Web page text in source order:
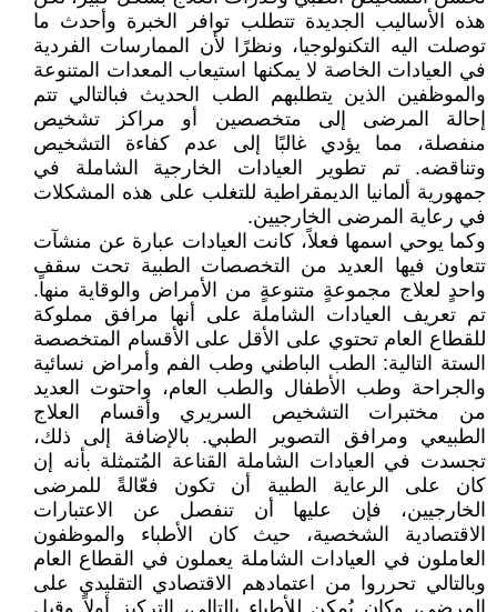
هذه الأساليب الجديدة تتطلب توافر الخبرة وأحدث ما
توصلت اليه التكنولوجيا، ونظرًا لأن الممارسات الفردية
في العيادات الخاصة لا يمكنها استيعاب المعدات المتنوعة
والموظفين الذين يتطلبهم الطب الحديث فبالتالي تتم
إحالة المرضى إلى متخصصين أو مراكز تشخيص
منفصلة، مما يؤدي غالبًا إلى عدم كفاءة التشخيص
وتناقضه. تم تطوير العيادات الخارجية الشاملة في
جمهورية ألمانيا الديمقراطية للتغلب على هذه المشكلات
في رعاية المرضى الخارجيين.
وكما يوحي اسمها فعلاً، كانت العيادات عبارة عن منشآت
تتعاون فيها العديد من التخصصات الطبية تحت سقفٍ
واحدٍ لعلاج مجموعةٍ متنوعةٍ من الأمراض والوقاية منها.
تم تعريف العيادات الشاملة على أنها مرافق مملوكة
للقطاع العام تحتوي على الأقل على الأقسام المتخصصة
الستة التالية: الطب الباطني وطب الفم وأمراض نسائية
والجراحة وطب الأطفال والطب العام، واحتوت العديد
من مختبرات التشخيص السريري وأقسام العلاج
الطبيعي ومرافق التصوير الطبي. بالإضافة إلى ذلك،
تجسدت في العيادات الشاملة القناعة المُتمثلة بأنه إن
كان على الرعاية الطبية أن تكون فعّالةً للمرضى
الخارجيين، فإن عليها أن تنفصل عن الاعتبارات
الاقتصادية الشخصية، حيث كان الأطباء والموظفون
العاملون في العيادات الشاملة يعملون في القطاع العام
وبالتالي تحرروا من اعتمادهم الاقتصادي التقليدي على